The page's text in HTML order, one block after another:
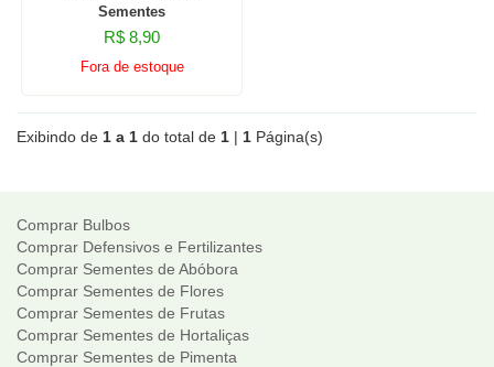
Sementes
R$ 8,90
Fora de estoque
Exibindo de 1 a 1 do total de 1 | 1 Página(s)
Comprar Bulbos
Comprar Defensivos e Fertilizantes
Comprar Sementes de Abóbora
Comprar Sementes de Flores
Comprar Sementes de Frutas
Comprar Sementes de Hortaliças
Comprar Sementes de Pimenta